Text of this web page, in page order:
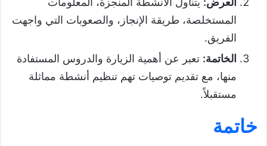
المستخلصة، طريقة الإنجاز، والصعوبات التي واجهت
الفريق.
الخاتمة: تعبر عن أهمية الزيارة والدروس المستفادة
منها، مع تقديم توصيات تهم تنظيم أنشطة مماثلة
مستقبلاً.
خاتمة